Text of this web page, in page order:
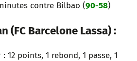
contre Bilbao (90-58)
(FC Barcelone Lassa) :
12 points, 1 rebond, 1 passe, 1